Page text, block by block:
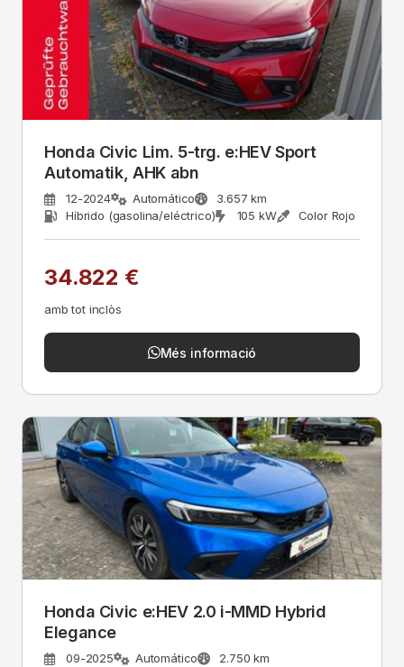
Honda Civic Lim. 5-trg. e:HEV Sport
Automatik, AHK abn
12-2024 Automático
3.657 km
Híbrido (gasolina/eléctrico)
105 kW Color Rojo
34.822 €
amb tot inclòs
Més informació
Honda Civic e:HEV 2.0 i-MMD Hybrid
Elegance
09-2025 Automático
2.750 km